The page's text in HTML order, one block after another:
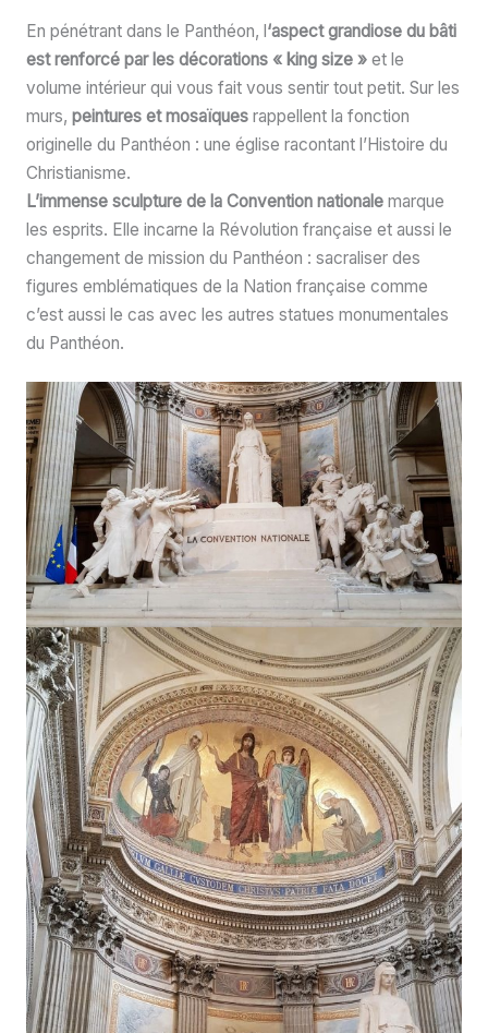
En pénétrant dans le Panthéon, l ‘aspect grandiose du bâti
est renforcé par les décorations « king size »et le
volume intérieur qui vous fait vous sentir tout petit. Sur les
murs, peintures et mosaïquesrappellent la fonction
originelle du Panthéon : une église racontant l’Histoire du
Christianisme.
L’immense sculpture de la Convention nationalemarque
les esprits. Elle incarne la Révolution française et aussi le
changement de mission du Panthéon : sacraliser des
figures emblématiques de la Nation française comme
c’est aussi le cas avec les autres statues monumentales
du Panthéon.